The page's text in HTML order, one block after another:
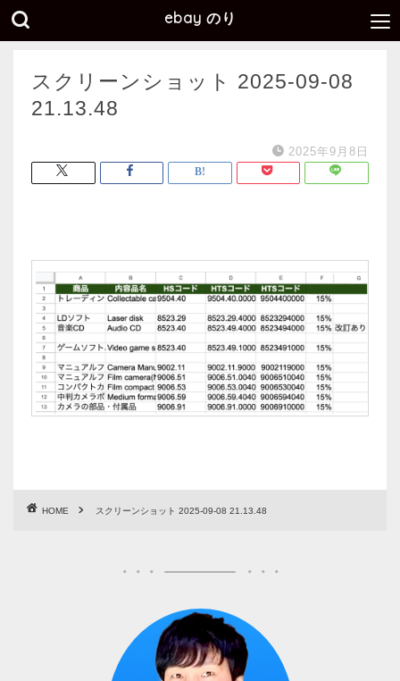
ebay のり
スクリーンショット 2025-09-08
21.13.48
2025年9月8日
HOME スクリーンショット 2025-09-08 21.13.48